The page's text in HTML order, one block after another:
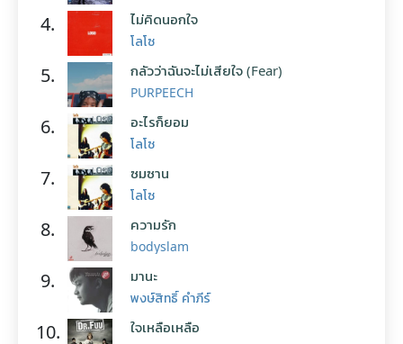
4. ไม่คิดนอกใจ
โลโซ
5. กลัวว่าฉันจะไม่เสียใจ (Fear)
PURPEECH
6. อะไรก็ยอม
โลโซ
7. ซมซาน
โลโซ
8. ความรัก
bodyslam
9. มานะ
พงษ์สิทธิ์ คำภีร์
10. ใจเหลือเหลือ